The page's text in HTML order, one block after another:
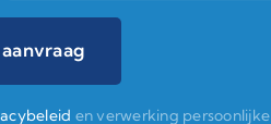
en verwerking persoonlijke